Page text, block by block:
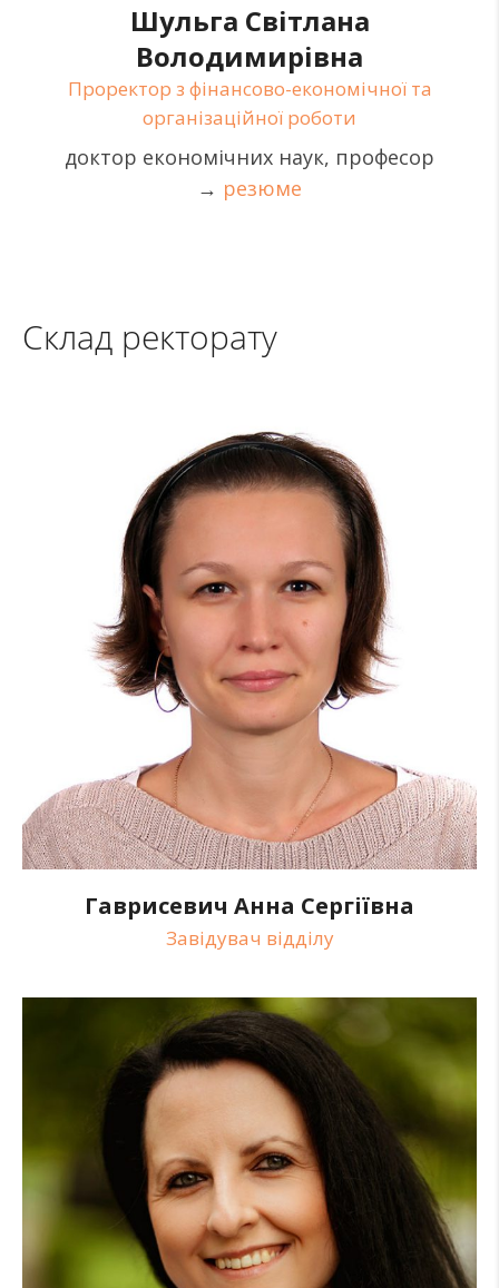
Шульга Світлана
Володимирівна
Проректор з фінансово-економічної та
організаційної роботи
доктор економічних наук, професор
→ резюме
Склад ректорату
Гаврисевич Анна Сергіївна
Завідувач відділу